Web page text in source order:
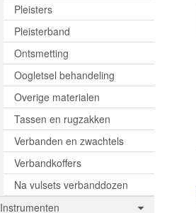
Pleisters
Pleisterband
Ontsmetting
Oogletsel behandeling
Overige materialen
Tassen en rugzakken
Verbanden en zwachtels
Verbandkoffers
Na vulsets verbanddozen
Instrumenten